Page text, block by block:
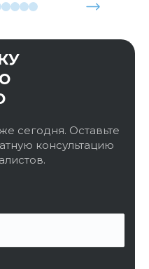
сегодня. Оставьте
консультацию